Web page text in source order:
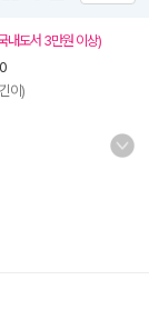
내도서 3만원 이상)
이)